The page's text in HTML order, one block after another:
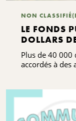
NON
LE FONDS
DOLLARS
Plus de 40
accordés à des